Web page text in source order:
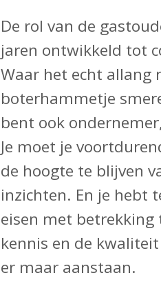
De rol van de
jaren ontwikkeld tot
Waar het echt allang
boterhammetje
bent ook
Je moet je
de hoogte te blijven
inzichten. En je hebt
eisen met betrekking
kennis en de
er maar aanstaan.